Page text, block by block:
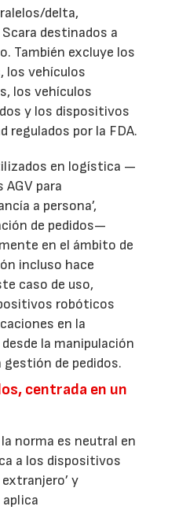
delta,
destinados a
También excluye los
los vehículos
los vehículos
y los dispositivos
regulados por la FDA.
en logística —
AGV para
a persona’,
de pedidos—
en el ámbito de
incluso hace
caso de uso,
robóticos
en la
la manipulación
de pedidos.
centrada en un
norma es neutral en
a los dispositivos
y